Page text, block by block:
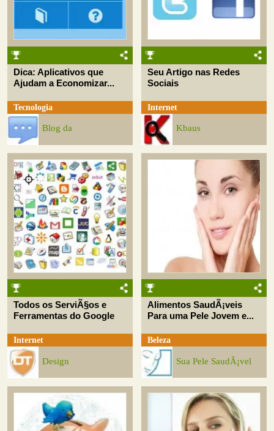
Dica: Aplicativos que
Ajudam a Economizar...
Tecnologia
Blog da
Seu Artigo nas Redes
Sociais
Internet
Kbaus
Todos os ServiÃ§os e
Ferramentas do Google
Internet
Design
Alimentos SaudÃ¡veis
Para uma Pele Jovem e...
Beleza
Sua Pele SaudÃ¡vel